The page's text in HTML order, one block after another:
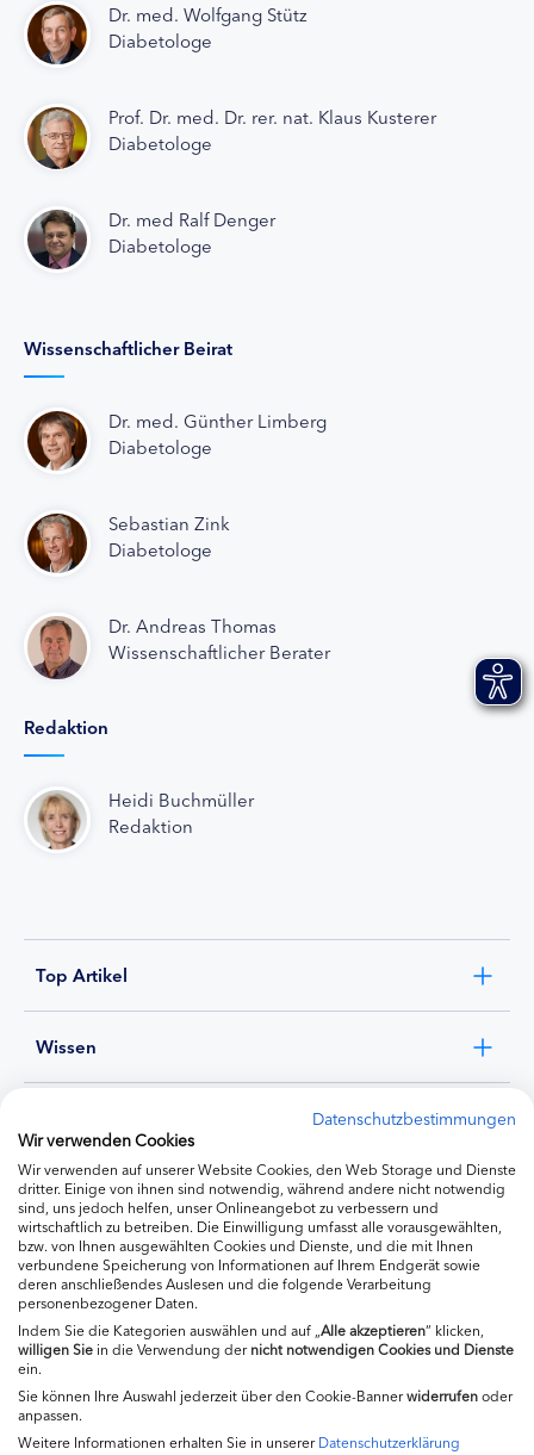
Dr. med. Wolfgang Stütz
Diabetologe
Prof. Dr. med. Dr. rer. nat. Klaus Kusterer
Diabetologe
Dr. med Ralf Denger
Diabetologe
Wissenschaftlicher Beirat
Dr. med. Günther Limberg
Diabetologe
Sebastian Zink
Diabetologe
Dr. Andreas Thomas
Wissenschaftlicher Berater
Redaktion
Heidi Buchmüller
Redaktion
Top Artikel
Wissen
Ernährung
Produkte
Impressum
Datenschutzbestimmungen
Wir verwenden Cookies
Wir verwenden auf unserer Website Cookies, den Web Storage und Dienste
dritter. Einige von ihnen sind notwendig, während andere nicht notwendig
sind, uns jedoch helfen, unser Onlineangebot zu verbessern und
wirtschaftlich zu betreiben. Die Einwilligung umfasst alle vorausgewählten,
bzw. von Ihnen ausgewählten Cookies und Dienste, und die mit Ihnen
verbundene Speicherung von Informationen auf Ihrem Endgerät sowie
deren anschließendes Auslesen und die folgende Verarbeitung
personenbezogener Daten.
Indem Sie die Kategorien auswählen und auf „ Alle akzeptieren“ klicken,
willigenSie in die Verwendung dernicht notwendigen Cookies und Dienste
ein.
Sie können Ihre Auswahl jederzeit über den Cookie-Bannerwiderrufenoder
anpassen.
Weitere Informationen erhalten Sie in unsererDatenschutzerklärung